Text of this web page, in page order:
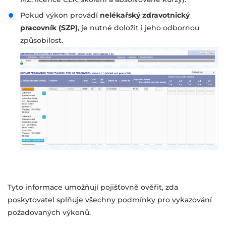
Pokud výkon provádí nelékařský zdravotnický
pracovník (SZP), je nutné doložit i jeho odbornou
způsobilost.
Tyto informace umožňují pojišťovně ověřit, zda
poskytovatel splňuje všechny podmínky pro vykazování
požadovaných výkonů.